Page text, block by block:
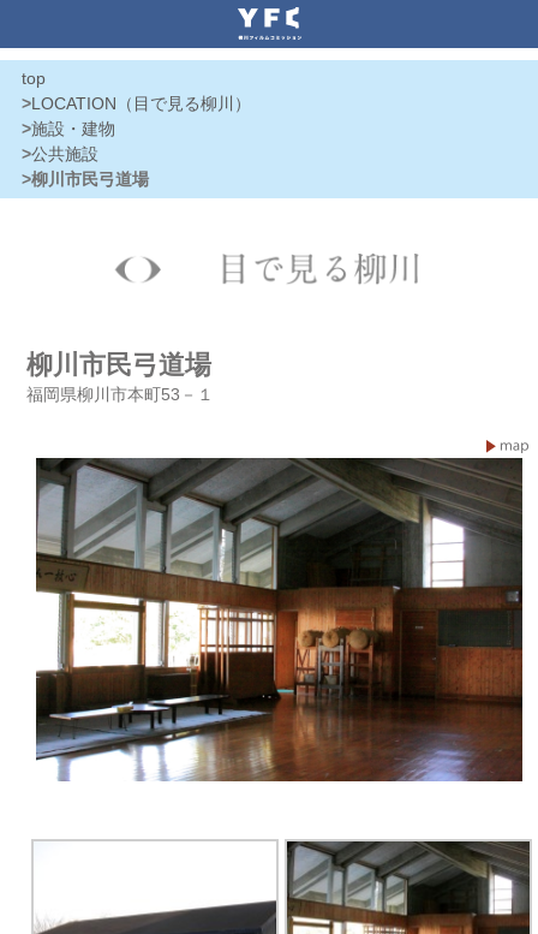
top
>LOCATION（目で見る柳川）
>施設・建物
>公共施設
>柳川市民弓道場
柳川市民弓道場
福岡県柳川市本町53－１